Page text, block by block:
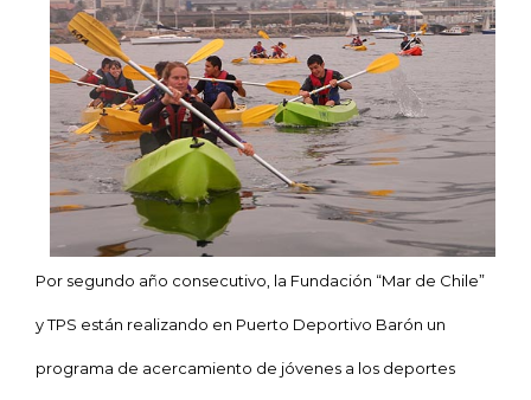
Por segundo año consecutivo, la Fundación “Mar de Chile”
y TPS están realizando en Puerto Deportivo Barón un
programa de acercamiento de jóvenes a los deportes